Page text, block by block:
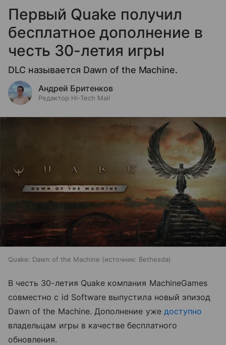
Первый Quake получил
бесплатное дополнение в
честь 30-летия игры
DLC называется Dawn of the Machine.
Андрей Бритенков
Редактор Hi-Tech Mail
Quake: Dawn of the Machine источник: Bethesda
В честь 30-летия Quake компания MachineGames
совместно с id Software выпустила новый эпизод
Dawn of the Machine. Дополнение уже доступно
владельцам игры в качестве бесплатного
обновления.